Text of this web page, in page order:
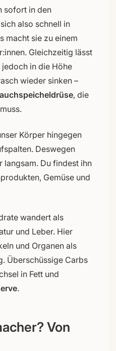
sofort in den
also schnell in
macht sie zu einem
Gleichzeitig lässt
in die Höhe
wieder sinken –
, die
Körper hingegen
Deswegen
langsam. Du findest ihn
Gemüse und
wandert als
und Leber. Hier
und Organen als
Überschüssige Carbs
in Fett und
.
Von